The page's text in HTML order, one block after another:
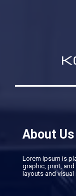
About Us
Lorem ipsum is
graphic, print,
layouts and